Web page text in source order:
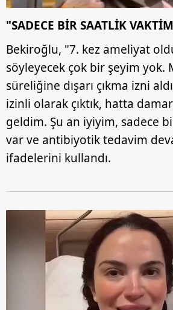
"SADECE BİR SAATLİK
Bekiroğlu, "7. kez ameliyat
söyleyecek çok bir şeyim yok.
süreliğine dışarı çıkma izni
izinli olarak çıktık, hatta
geldim. Şu an iyiyim, sadece
var ve antibiyotik tedavim
ifadelerini kullandı.